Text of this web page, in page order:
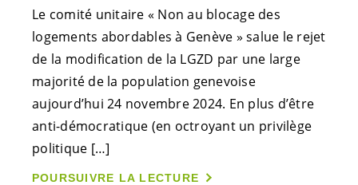
Le comité unitaire « Non au blocage des
logements abordables à Genève » salue le rejet
de la modification de la LGZD par une large
majorité de la population genevoise
aujourd’hui 24 novembre 2024. En plus d’être
anti-démocratique (en octroyant un privilège
politique […]
POURSUIVRE LA LECTURE